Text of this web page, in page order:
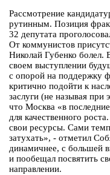
Рассмотрение
рутинным. Позиция
32 депутата
От коммунистов
Николай Губенко болел.
своем выступлении
с опорой на поддержку
критично подойти к
заслуги (не называя
что Москва «в
для качественного
свои ресурсы. Сами
затухать», - отметил
динамичнее, с большей
и пообещал посвятить
направлении.